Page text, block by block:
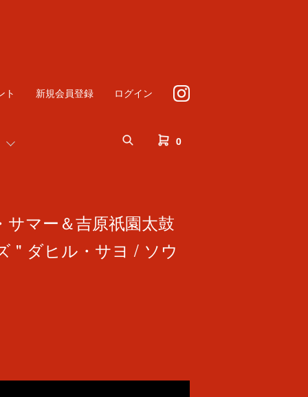
0
ト 新規会員登録 ログイン
サマー＆吉原祇園太鼓
" ダヒル・サヨ / ソウ